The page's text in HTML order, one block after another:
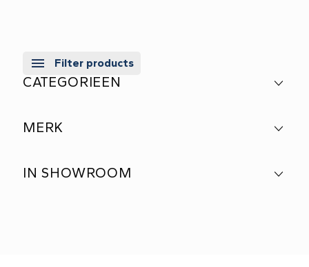
Filter products
CATEGORIEEN
MERK
IN SHOWROOM